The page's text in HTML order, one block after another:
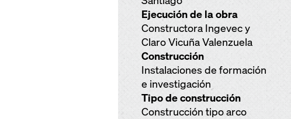
Ejecución de la obra
Constructora Ingevec y
Claro Vicuña Valenzuela
Construcción
Instalaciones de formación
e investigación
Tipo de construcción
Construcción tipo arco